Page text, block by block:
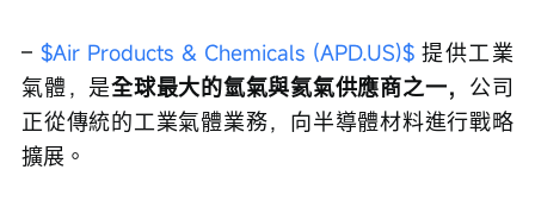
– $Air Products & Chemicals (APD.US)$ 提供工業
氣體，是全球最大的氫氣與氦氣供應商之一， 公司
正從傳統的工業氣體業務，向半導體材料進行戰略
擴展。